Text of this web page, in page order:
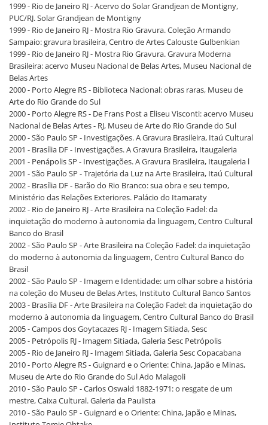
1999 - Rio de Janeiro RJ - Acervo do Solar Grandjean de Montigny,
PUC/RJ. Solar Grandjean de Montigny
1999 - Rio de Janeiro RJ - Mostra Rio Gravura. Coleção Armando
Sampaio: gravura brasileira, Centro de Artes Calouste Gulbenkian
1999 - Rio de Janeiro RJ - Mostra Rio Gravura. Gravura Moderna
Brasileira: acervo Museu Nacional de Belas Artes, Museu Nacional de
Belas Artes
2000 - Porto Alegre RS - Biblioteca Nacional: obras raras, Museu de
Arte do Rio Grande do Sul
2000 - Porto Alegre RS - De Frans Post a Eliseu Visconti: acervo Museu
Nacional de Belas Artes - RJ, Museu de Arte do Rio Grande do Sul
2000 - São Paulo SP - Investigações. A Gravura Brasileira, Itaú Cultural
2001 - Brasília DF - Investigações. A Gravura Brasileira, Itaugaleria
2001 - Penápolis SP - Investigações. A Gravura Brasileira, Itaugaleria l
2001 - São Paulo SP - Trajetória da Luz na Arte Brasileira, Itaú Cultural
2002 - Brasília DF - Barão do Rio Branco: sua obra e seu tempo,
Ministério das Relações Exteriores. Palácio do Itamaraty
2002 - Rio de Janeiro RJ - Arte Brasileira na Coleção Fadel: da
inquietação do moderno à autonomia da linguagem, Centro Cultural
Banco do Brasil
2002 - São Paulo SP - Arte Brasileira na Coleção Fadel: da inquietação
do moderno à autonomia da linguagem, Centro Cultural Banco do
Brasil
2002 - São Paulo SP - Imagem e Identidade: um olhar sobre a história
na coleção do Museu de Belas Artes, Instituto Cultural Banco Santos
2003 - Brasília DF - Arte Brasileira na Coleção Fadel: da inquietação do
moderno à autonomia da linguagem, Centro Cultural Banco do Brasil
2005 - Campos dos Goytacazes RJ - Imagem Sitiada, Sesc
2005 - Petrópolis RJ - Imagem Sitiada, Galeria Sesc Petrópolis
2005 - Rio de Janeiro RJ - Imagem Sitiada, Galeria Sesc Copacabana
2010 - Porto Alegre RS - Guignard e o Oriente: China, Japão e Minas,
Museu de Arte do Rio Grande do Sul Ado Malagoli
2010 - São Paulo SP - Carlos Oswald 1882-1971: o resgate de um
mestre, Caixa Cultural. Galeria da Paulista
2010 - São Paulo SP - Guignard e o Oriente: China, Japão e Minas,